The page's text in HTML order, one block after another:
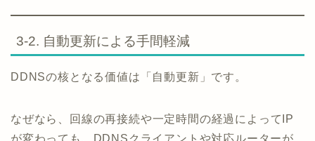
3-2. 自動更新による手間軽減
DDNSの核となる価値は「自動更新」です。
なぜなら、回線の再接続や一定時間の経過によってIP